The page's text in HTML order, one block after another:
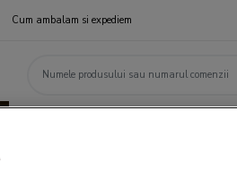
Cum ambalam si expediem